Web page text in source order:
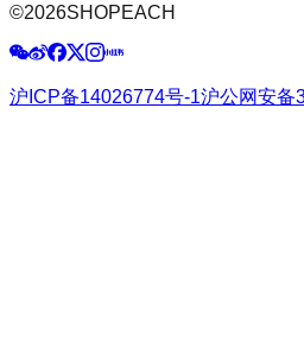
©2026SHOPEACH
沪ICP备14026774号-1沪公网安备